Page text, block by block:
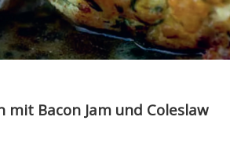
mit Bacon Jam und Coleslaw